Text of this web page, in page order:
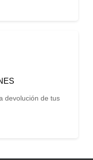
devolución de tus